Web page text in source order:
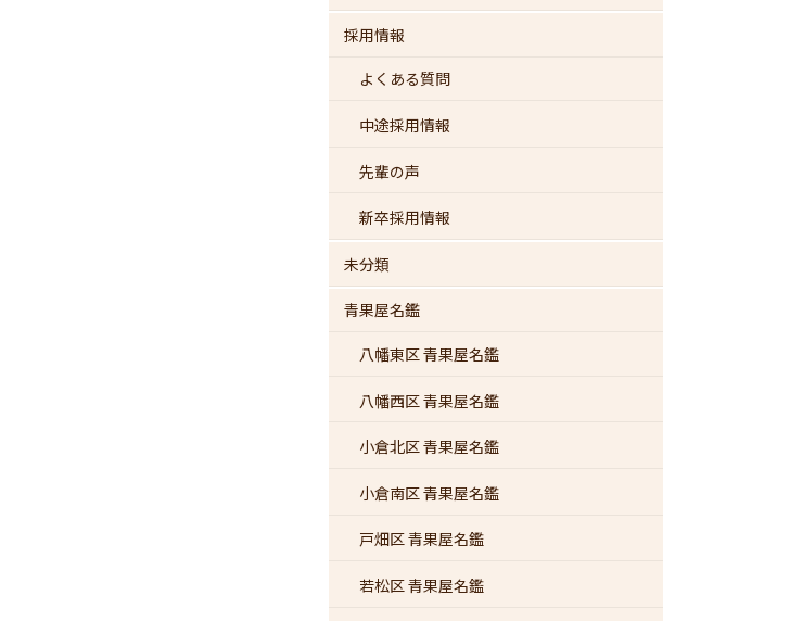
採用情報
よくある質問
中途採用情報
先輩の声
新卒採用情報
未分類
青果屋名鑑
八幡東区 青果屋名鑑
八幡西区 青果屋名鑑
小倉北区 青果屋名鑑
小倉南区 青果屋名鑑
戸畑区 青果屋名鑑
若松区 青果屋名鑑